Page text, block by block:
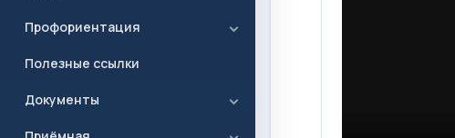
Профориентация
Полезные ссылки
Документы